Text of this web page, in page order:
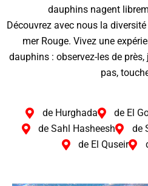
dauphins nagent
Découvrez avec nous la
mer Rouge. Vivez une
dauphins : observez-les de
pas,
de Hurghada de El
de Sahl Hasheesh
de
de El Quseir